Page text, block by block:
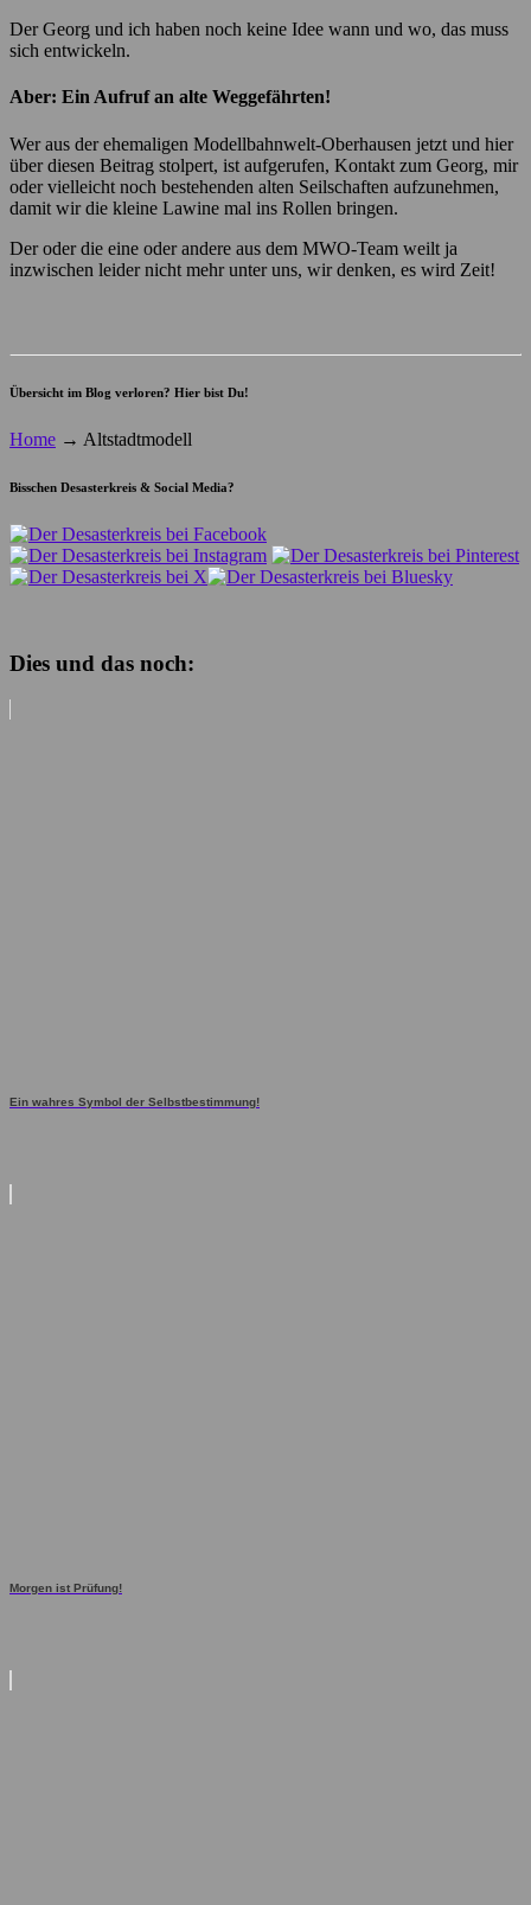
Der Georg und ich haben noch keine Idee wann und wo, das muss
sich entwickeln.
Aber: Ein Aufruf an alte Weggefährten!
Wer aus der ehemaligen Modellbahnwelt-Oberhausen jetzt und hier
über diesen Beitrag stolpert, ist aufgerufen, Kontakt zum Georg, mir
oder vielleicht noch bestehenden alten Seilschaften aufzunehmen,
damit wir die kleine Lawine mal ins Rollen bringen.
Der oder die eine oder andere aus dem MWO-Team weilt ja
inzwischen leider nicht mehr unter uns, wir denken, es wird Zeit!
Übersicht im Blog verloren? Hier bist Du!
Home → Altstadtmodell
Bisschen Desasterkreis & Social Media?
Dies und das noch:
Ein wahres Symbol der Selbstbestimmung!
Morgen ist Prüfung!